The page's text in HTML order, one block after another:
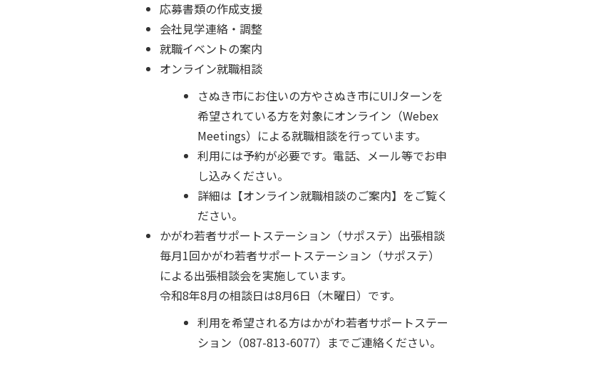
応募書類の作成支援
会社見学連絡・調整
就職イベントの案内
オンライン就職相談
さぬき市にお住いの方やさぬき市にUIJターンを
希望されている方を対象にオンライン（Webex
Meetings）による就職相談を行っています。
利用には予約が必要です。電話、メール等でお申
し込みください。
詳細は【オンライン就職相談のご案内】をご覧く
ださい。
かがわ若者サポートステーション（サポステ）出張相談
毎月1回かがわ若者サポートステーション（サポステ）
による出張相談会を実施しています。
令和8年8月の相談日は8月6日（木曜日）です。​​​
利用を希望される方はかがわ若者サポートステー
ション（087-813-6077）までご連絡ください。